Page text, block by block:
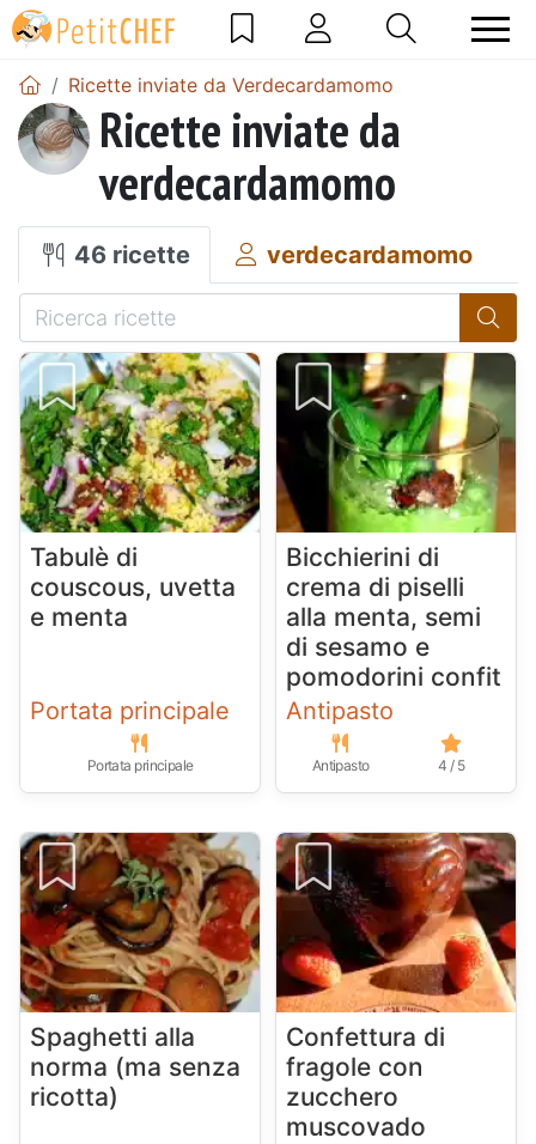
Ricette inviate da Verdecardamomo
Ricette inviate da
verdecardamomo
46 ricette verdecardamomo
Tabulè di
couscous, uvetta
e menta
Portata principale
Portata principale
Bicchierini di
crema di piselli
alla menta, semi
di sesamo e
pomodorini confit
Antipasto
Antipasto 4 / 5
Spaghetti alla
norma (ma senza
ricotta)
Confettura di
fragole con
zucchero
muscovado